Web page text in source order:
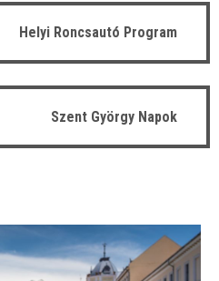
Helyi Roncsautó Program
Szent György Napok